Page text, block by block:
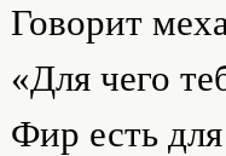
Говорит
«Для чего
Фир есть